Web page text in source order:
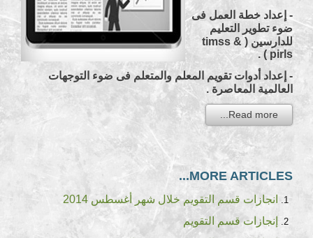
- إعداد خطة العمل فى
ضوء تطوير التعليم
للدارسين ( timss &
pirls ) .
- إعداد أدوات تقويم المعلم والمتعلم فى ضوء التوجهات
العالمية المعاصرة .
Read more...
MORE ARTICLES...
انجازات قسم التقويم خلال شهر أغسطس 2014
إنجازات قسم التقويم